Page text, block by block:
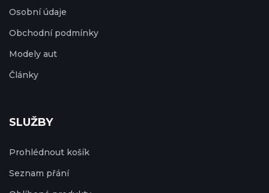
Osobní údaje
Obchodní podmínky
Modely aut
Články
SLUŽBY
Prohlédnout košík
Seznam přání